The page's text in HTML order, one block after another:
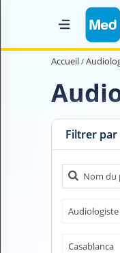
Accueil
Magazine Médical
Nous contacter
Accueil
Filtrer par
Audiologiste
Casablanca